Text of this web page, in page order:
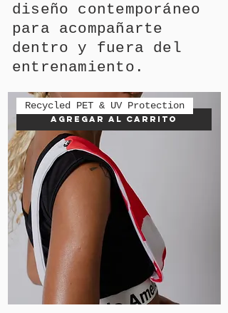
diseño contemporáneo
para acompañarte
dentro y fuera del
entrenamiento.
Agregar al carrito
Recycled PET & UV Protection